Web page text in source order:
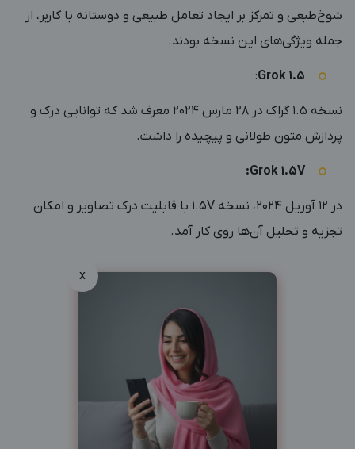
شوخ‌طبعی و تمرکز بر ایجاد تعامل طبیعی و دوستانه با کاربر، از
جمله ویژگی‌های این نسخه بودند.
Grok 1.5
:
نسخه 1.5 گراک در 28 مارس 2024 معرف شد که توانایی درک و
پردازش متون طولانی و پیچیده را داشت.
Grok 1.5V:
در 12 آوریل 2024، نسخه 1.5V با قابلیت درک تصاویر و امکان
تجزیه و تحلیل آن‌ها روی کار آمد.
x